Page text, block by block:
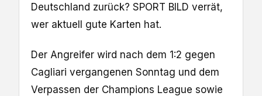
Deutschland zurück? SPORT BILD verrät,
wer aktuell gute Karten hat.
Der Angreifer wird nach dem 1:2 gegen
Cagliari vergangenen Sonntag und dem
Verpassen der Champions League sowie